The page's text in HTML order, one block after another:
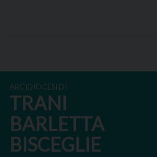
ARCIDIOCESI DI
TRANI
BARLETTA
BISCEGLIE